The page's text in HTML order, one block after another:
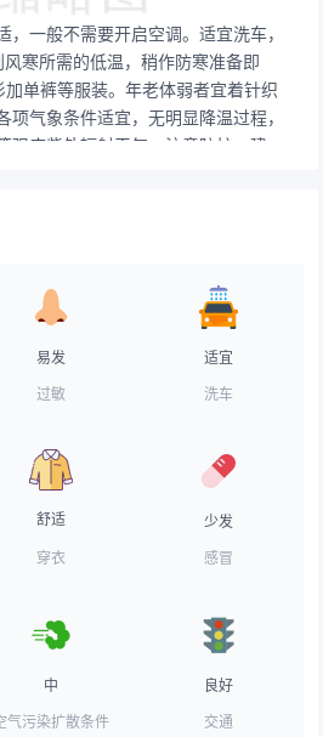
，一般不需要开启空调。适宜洗车，
寒所需的低温，稍作防寒准备即
单裤等服装。年老体弱者宜着针织
项气象条件适宜，无明显降温过程，
强度紫外辐射天气，注意防护，建议
行驶。天气不错，适宜晾晒。赶紧把
时光。天气舒适，令人神清气爽的一
天气较热，建议用露质面霜打底，水
易发
过敏
适宜
洗车
舒适
穿衣
少发
感冒
中
气污染扩散条件
良好
交通